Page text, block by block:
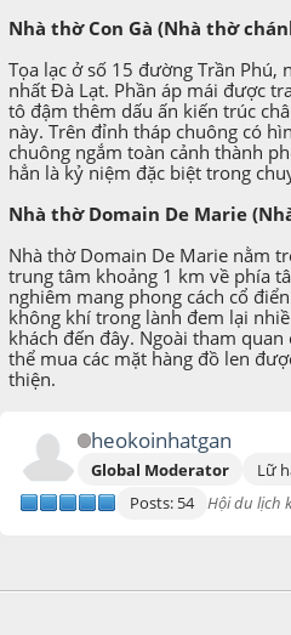
Nhà thờ Con Gà (Nhà thờ
Tọa lạc ở số 15 đường Trần Phú,
nhất Đà Lạt. Phần áp mái được
tô đậm thêm dấu ấn kiến trúc
này. Trên đỉnh tháp chuông có
chuông ngắm toàn cảnh thành
hẳn là kỷ niệm đặc biệt trong
Nhà thờ Domain De Marie
Nhà thờ Domain De Marie nằm
trung tâm khoảng 1 km về phía
nghiêm mang phong cách cổ
không khí trong lành đem lại
khách đến đây. Ngoài tham
thể mua các mặt hàng đồ len
thiện.
heokoinhatgan
Global Moderator
Lữ
Posts: 54
Hội du lịch